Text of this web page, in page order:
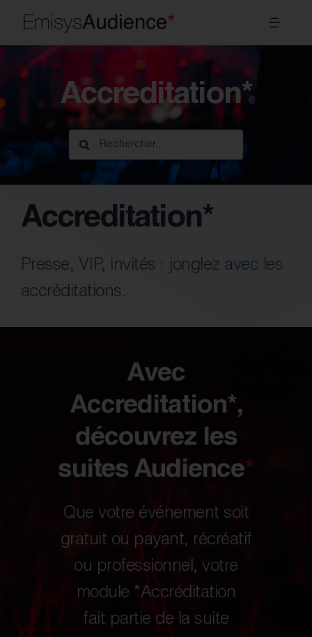
contenu
Secteurs
Accreditation*
Rechercher:
Accreditation*
Presse, VIP, invités : jonglez avec les
accréditations.
Avec
Accreditation*,
découvrez les
suites Audience*
Que votre événement soit
gratuit ou payant, récréatif
ou professionnel, votre
module *Accréditation
fait partie de la suite